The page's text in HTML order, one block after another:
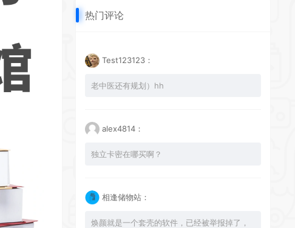
热门评论
Test123123：
老中医还有规划）hh
alex4814：
独立卡密在哪买啊？
相逢储物站：
焕颜就是一个套壳的软件，已经被举报掉了，